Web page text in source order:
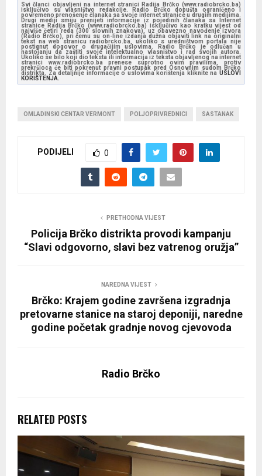
Svi članci objavljeni na internet stranici Radija Brčko (www.radiobrcko.ba)
isključivo su vlasništvo redakcije. Radio Brčko dopušta ograničeno i
povremeno prenošenje članaka sa svoje internet stranice u drugim medijima.
Drugi mediji smiju prenijeti informacije iz pojedinih članaka sa Internet
stranice Radija Brčko (www.radiobrcko.ba) isključivo kao kratku vijest od
najviše četiri reda (300 slovnih znakova), uz obavezno navođenje izvora
(Radio Brčko), pri čemu su on-line izdanja dužna objaviti link na originalni
tekst na web stranicu radiobrcko.ba, ukoliko s uredništvom portala nije
postignut dogovor o drugačijim uslovima. Radio Brčko je odlučan u
nastojanju da zaštiti svoje intelektualno vlasništvo i rad svojih autora.
Ukoliko se bilo koji dio teksta ili informacija iz teksta objavljenog na internet
stranici www.radiobrcko.ba prenese suprotno ovim pravilima, protiv
prekršioca će biti pokrenut pravni postupak pred Osnovnim sudom Brčko
distrikta. Za detaljnije informacije o uslovima korištenja kliknite na USLOVI
KORIŠTENJA.
OMLADINSKI CENTAR VERMONT POLJOPRIVREDNICI SASTANAK
PODIJELI 0
PRETHODNA VIJEST
Policija Brčko distrikta provodi kampanju
“Slavi odgovorno, slavi bez vatrenog oružja”
NAREDNA VIJEST
Brčko: Krajem godine završena izgradnja
pretovarne stanice na staroj deponiji, naredne
godine početak gradnje novog cjevovoda
Radio Brčko
RELATED POSTS